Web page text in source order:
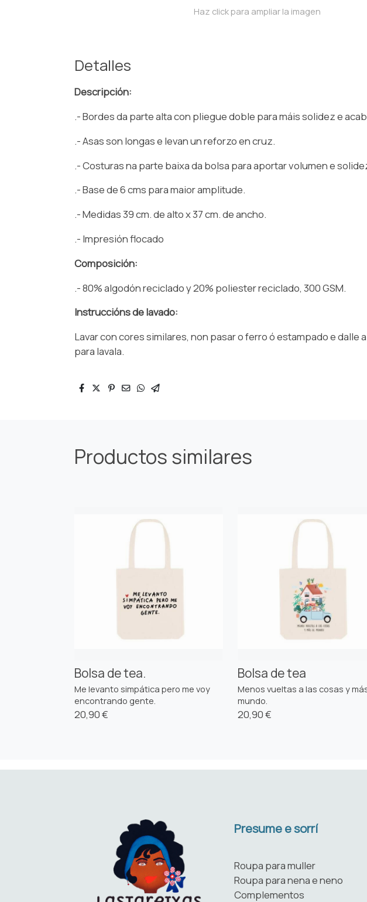
Haz click para ampliar la imagen
Detalles
Descripción:
.- Bordes da parte alta con pliegue doble para máis solidez e
.- Asas son longas e levan un reforzo en cruz.
.- Costuras na parte baixa da bolsa para aportar volumen e
.- Base de 6 cms para maior amplitude.
.- Medidas 39 cm. de alto x 37 cm. de ancho.
.- Impresión flocado
Composición:
.- 80% algodón reciclado y 20% poliester reciclado, 300 GSM.
Instruccións de lavado:
Lavar con cores similares, non pasar o ferro ó estampado e dalle
para lavala.
Productos similares
Bolsa de tea.
Me levanto simpática pero me voy
encontrando gente.
20,90 €
Bolsa de tea
Menos vueltas a las cosas y
mundo.
20,90 €
Presume e sorrí
Roupa para muller
Roupa para nena e neno
Complementos